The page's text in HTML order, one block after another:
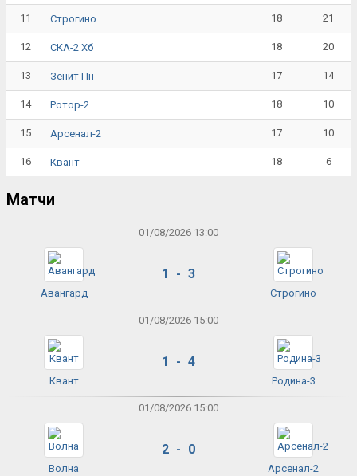
11 Строгино 18 21
12 СКА-2 Хб 18 20
13 Зенит Пн 17 14
14 Ротор-2 18 10
15 Арсенал-2 17 10
16 Квант 18 6
Матчи
01/08/2026 13:00
Авангард
1 - 3
Строгино
01/08/2026 15:00
Квант
1 - 4
Родина-3
01/08/2026 15:00
Волна
2 - 0
Арсенал-2